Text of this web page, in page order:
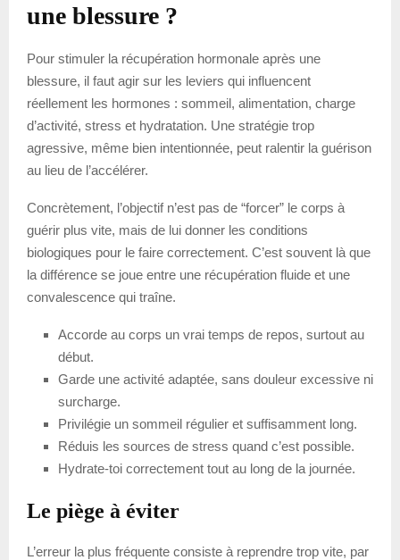
une blessure ?
Pour stimuler la récupération hormonale après une
blessure, il faut agir sur les leviers qui influencent
réellement les hormones : sommeil, alimentation, charge
d’activité, stress et hydratation. Une stratégie trop
agressive, même bien intentionnée, peut ralentir la guérison
au lieu de l’accélérer.
Concrètement, l’objectif n’est pas de “forcer” le corps à
guérir plus vite, mais de lui donner les conditions
biologiques pour le faire correctement. C’est souvent là que
la différence se joue entre une récupération fluide et une
convalescence qui traîne.
Accorde au corps un vrai temps de repos, surtout au
début.
Garde une activité adaptée, sans douleur excessive ni
surcharge.
Privilégie un sommeil régulier et suffisamment long.
Réduis les sources de stress quand c’est possible.
Hydrate-toi correctement tout au long de la journée.
Le piège à éviter
L’erreur la plus fréquente consiste à reprendre trop vite, par